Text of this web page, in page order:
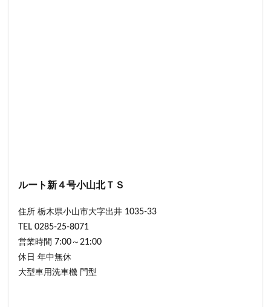
ルート新４号小山北ＴＳ
住所 栃木県小山市大字出井 1035-33
TEL 0285-25-8071
営業時間 7:00～21:00
休日 年中無休
大型車用洗車機 門型